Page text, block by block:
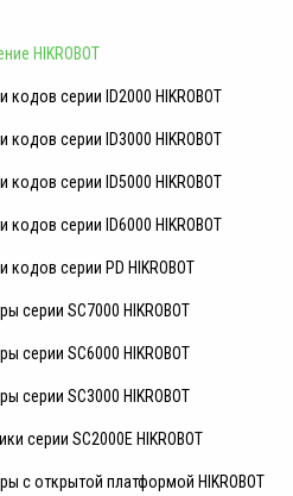
HIKROBOT
кодов серии ID2000 HIKROBOT
кодов серии ID3000 HIKROBOT
кодов серии ID5000 HIKROBOT
кодов серии ID6000 HIKROBOT
кодов серии PD HIKROBOT
серии SC7000 HIKROBOT
серии SC6000 HIKROBOT
серии SC3000 HIKROBOT
серии SC2000E HIKROBOT
с открытой платформой HIKROBOT